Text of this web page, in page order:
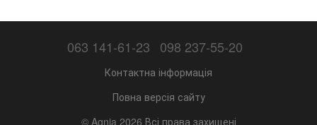
063 141-61-23 098 237-55-20
Контактна інформація
Повна версія сайту
© Agnia 2026 Всі права захищені